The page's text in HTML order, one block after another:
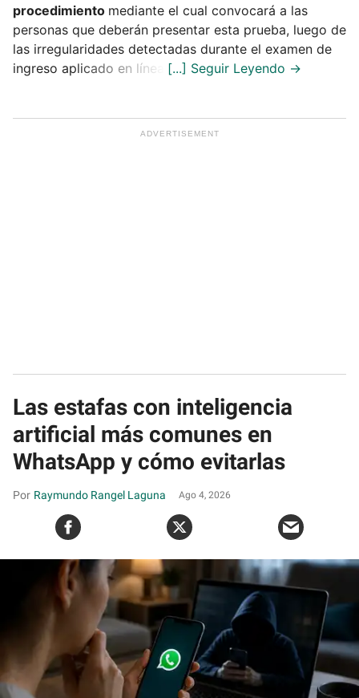
procedimiento mediante el cual convocará a las
personas que deberán presentar esta prueba, luego de
las irregularidades detectadas durante el examen de
ingreso aplicado en línea.
Las estafas con inteligencia
artificial más comunes en
WhatsApp y cómo evitarlas
Raymundo Rangel Laguna Ago 4, 2026